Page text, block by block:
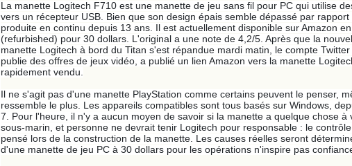
La manette Logitech F710 est une manette de jeu sans fil pour PC qui utilise
vers un récepteur USB. Bien que son design épais semble dépassé par
produite en continu depuis 13 ans. Il est actuellement disponible sur Amazon
(refurbished) pour 30 dollars. L'original a une note de 4,2/5. Après que la
manette Logitech à bord du Titan s'est répandue mardi matin, le compte
publie des offres de jeux vidéo, a publié un lien Amazon vers la manette
rapidement vendu.
Il ne s'agit pas d'une manette PlayStation comme certains peuvent le penser,
ressemble le plus. Les appareils compatibles sont tous basés sur Windows,
7. Pour l'heure, il n'y a aucun moyen de savoir si la manette a quelque chose à
sous-marin, et personne ne devrait tenir Logitech pour responsable : le
pensé lors de la construction de la manette. Les causes réelles seront
d'une manette de jeu PC à 30 dollars pour les opérations n'inspire pas